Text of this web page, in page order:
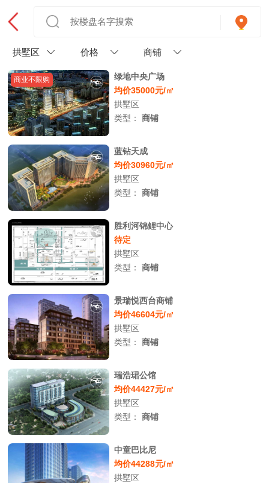
拱墅区 价格 商铺
商业不限购
绿地中央广场
均价35000元/㎡
拱墅区
类型：商铺
蓝钻天成
均价30960元/㎡
拱墅区
类型：商铺
胜利河锦鲤中心
待定
拱墅区
类型：商铺
景瑞悦西台商铺
均价46604元/㎡
拱墅区
类型：商铺
瑞浩珺公馆
均价44427元/㎡
拱墅区
类型：商铺
中童巴比尼
均价44288元/㎡
拱墅区